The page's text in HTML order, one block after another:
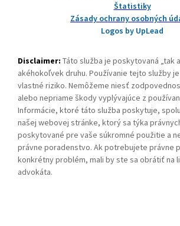
Štatistiky
Zásady ochrany osobných
Logos by UpLead
Disclaimer: Táto služba je poskytovaná „tak
akéhokoľvek druhu. Používanie tejto služby
vlastné riziko. Nemôžeme niesť
alebo nepriame škody vyplývajúce z
Informácie, ktoré táto služba poskytuje,
našej webovej stránke, ktorý sa týka
poskytované pre vaše súkromné použitie a
právne poradenstvo. Ak potrebujete právne
konkrétny problém, mali by ste sa obrátiť na
advokáta.